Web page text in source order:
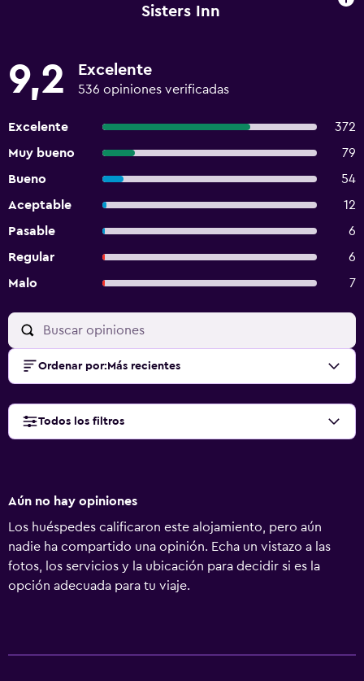
Sisters Inn
9,2 Excelente
536 opiniones verificadas
Excelente
372
Muy bueno
79
Bueno
54
Aceptable
12
Pasable
6
Regular
6
Malo
7
Ordenar por: Más recientes
Todos los filtros
Aún no hay opiniones
Los huéspedes calificaron este alojamiento, pero aún
nadie ha compartido una opinión. Echa un vistazo a las
fotos, los servicios y la ubicación para decidir si es la
opción adecuada para tu viaje.